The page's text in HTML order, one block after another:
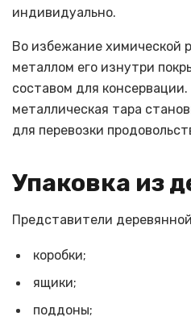
индивидуально.
Во избежание химической
металлом его изнутри
составом для
металлическая тара
для перевозки
Упаковка из
Представители
коробки;
ящики;
поддоны;